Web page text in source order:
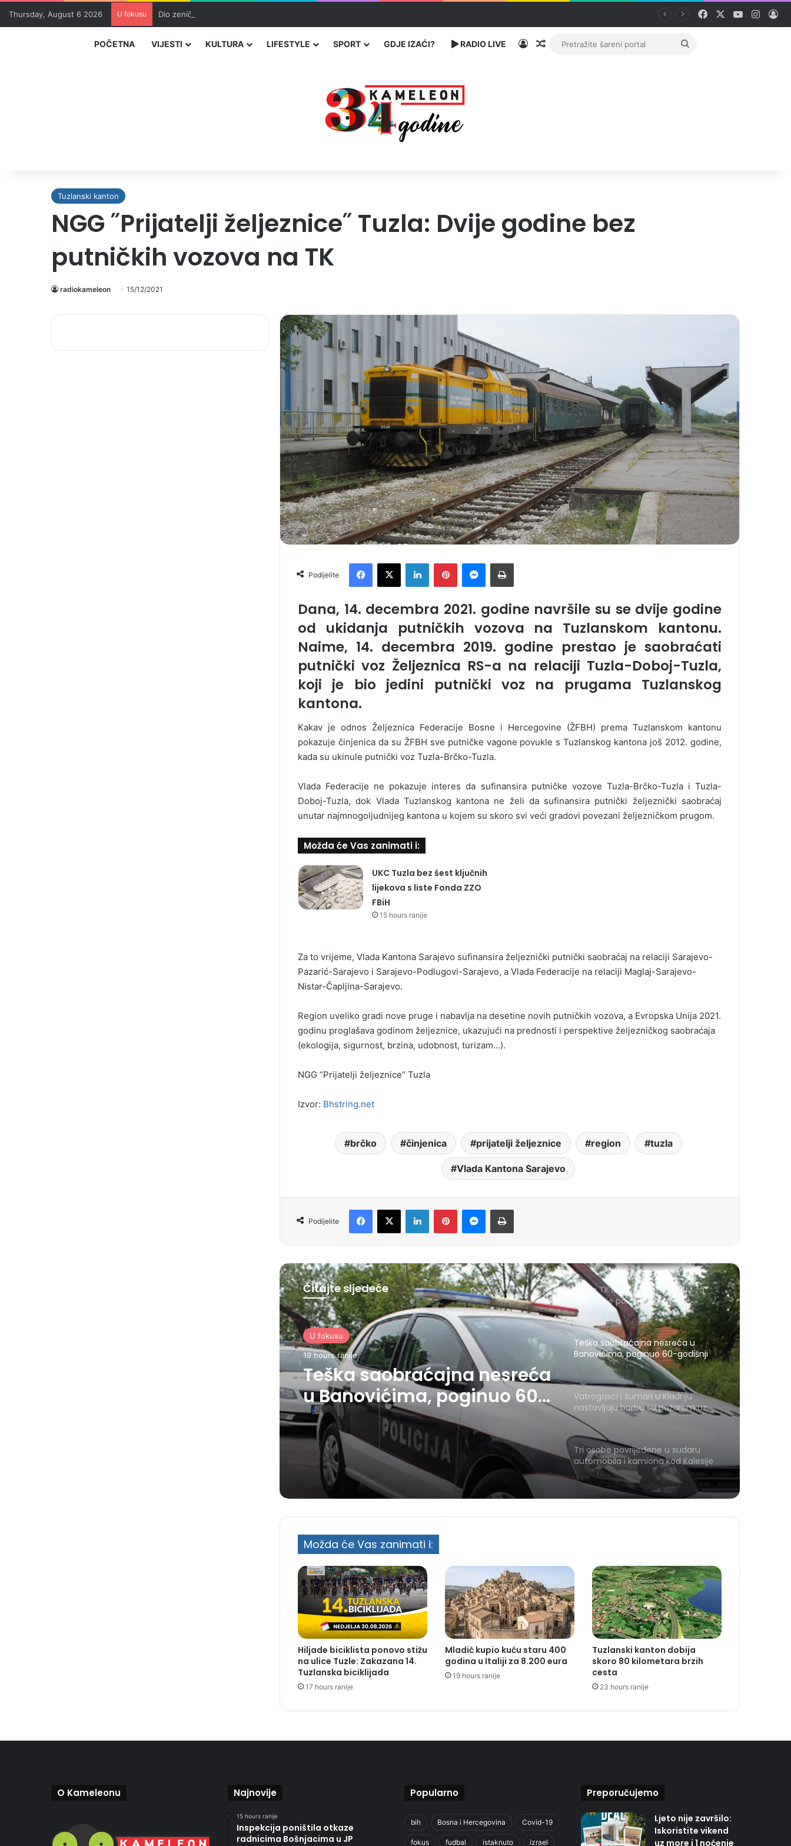
Thursday, August 6 2026 U fokusu Dio zeničkih rudara u jami zbog neisplaćenih plata i problema sa zdravstvenim knjižicama Facebook YouTube
POČETNA VIJESTI KULTURA LIFESTYLE SPORT GDJE IZAĆI? RADIO LIVE PrijavaRandom članak
Pretražite
Tuzlanski kanton
NGG ˝Prijatelji željeznice˝ Tuzla: Dvije godine bez
putničkih vozova na TK
radiokameleon 15/12/2021
Podijelite
Dana, 14. decembra 2021. godine navršile su se dvije godine
od ukidanja putničkih vozova na Tuzlanskom kantonu.
Naime, 14. decembra 2019. godine prestao je saobraćati
putnički voz Željeznica RS-a na relaciji Tuzla-Doboj-Tuzla,
koji je bio jedini putnički voz na prugama Tuzlanskog
kantona.
Kakav je odnos Željeznica Federacije Bosne i Hercegovine (ŽFBH) prema Tuzlanskom kantonu
pokazuje činjenica da su ŽFBH sve putničke vagone povukle s Tuzlanskog kantona još 2012. godine,
kada su ukinule putnički voz Tuzla-Brčko-Tuzla.
Vlada Federacije ne pokazuje interes da sufinansira putničke vozove Tuzla-Brčko-Tuzla i Tuzla-
Doboj-Tuzla, dok Vlada Tuzlanskog kantona ne želi da sufinansira putnički željeznički saobraćaj
unutar najmnogoljudnijeg kantona u kojem su skoro svi veći gradovi povezani željezničkom prugom.
Možda će Vas zanimati i:
UKC Tuzla bez šest ključnih
lijekova s liste Fonda ZZO
FBiH
15 hours ranije
Za to vrijeme, Vlada Kantona Sarajevo sufinansira željeznički putnički saobraćaj na relaciji Sarajevo-
Pazarić-Sarajevo i Sarajevo-Podlugovi-Sarajevo, a Vlada Federacije na relaciji Maglaj-Sarajevo-
Nistar-Čapljina-Sarajevo.
Region uveliko gradi nove pruge i nabavlja na desetine novih putničkih vozova, a Evropska Unija 2021.
godinu proglašava godinom željeznice, ukazujući na prednosti i perspektive željezničkog saobraćaja
(ekologija, sigurnost, brzina, udobnost, turizam…).
NGG “Prijatelji željeznice” Tuzla
Izvor: Bhstring.net
brčko činjenica prijatelji željeznice region tuzla
Vlada Kantona Sarajevo
Podijelite
Čitajte sljedeće
U fokusu
19 hours ranije
Teška saobraćajna nesreća
u Banovićima, poginuo 60-
godišnji vozač
Vlada TK izdvojila 200.000 KM za
stipendije povratnicima
Teška saobraćajna nesreća u
Banovićima, poginuo 60-godišnji
Vatrogasci i šumari u Kladnju
nastavljaju borbu sa požarom uz
pomoć mehanizacije
Tri osobe povrijeđene u sudaru
automobila i kamiona kod Kalesije
Možda će Vas zanimati i:
Hiljade biciklista ponovo stižu
na ulice Tuzle: Zakazana 14.
Tuzlanska biciklijada
17 hours ranije
Mladić kupio kuću staru 400
godina u Italiji za 8.200 eura
19 hours ranije
Tuzlanski kanton dobija
skoro 80 kilometara brzih
cesta
23 hours ranije
O Kameleonu Najnovije
15 hours ranije
Inspekcija poništila otkaze
radnicima Bošnjacima u JP
Popularno
bih Bosna i Hercegovina Covid-19
fokus fudbal istaknuto izrael
Preporučujemo
Ljeto nije završilo:
Iskoristite vikend
uz more i 1 noćenje